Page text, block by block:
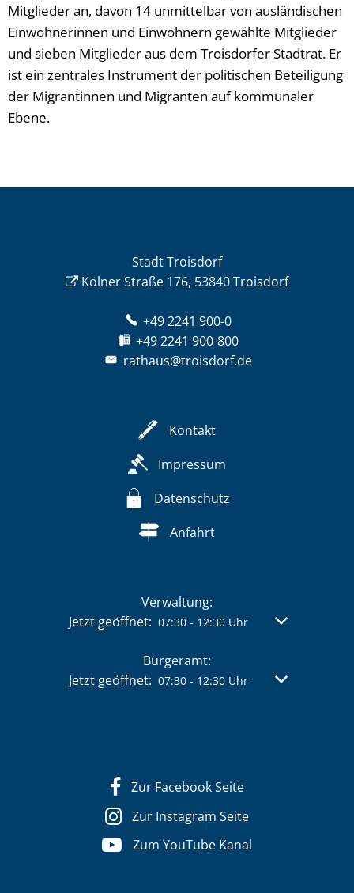
Mitglieder an, davon 14 unmittelbar von ausländischen
Einwohnerinnen und Einwohnern gewählte Mitglieder
und sieben Mitglieder aus dem Troisdorfer Stadtrat. Er
ist ein zentrales Instrument der politischen Beteiligung
der Migrantinnen und Migranten auf kommunaler
Ebene.
Stadt Troisdorf
Kölner Straße 176, 53840 Troisdorf
+49 2241 900-0
+49 2241 900-800
rathaus@troisdorf.de
Kontakt
Impressum
Datenschutz
Anfahrt
Verwaltung:
Klicken, um weitere Öffnungs- oder
Jetzt geöffnet: 07:30- 12:30Uhr Von 07:30
Bürgeramt:
Klicken, um weitere Öffnungs- oder
Jetzt geöffnet: 07:30- 12:30Uhr Von 07:30
Zur Facebook Seite
Zur Instagram Seite
Zum YouTube Kanal